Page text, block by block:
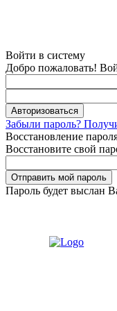
Войти в систему
Добро пожаловать!
Забыли пароль?
Восстановление
Восстановите свой
Пароль будет выслан